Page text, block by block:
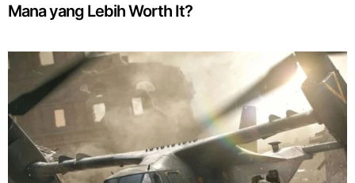
Mana yang Lebih Worth It?